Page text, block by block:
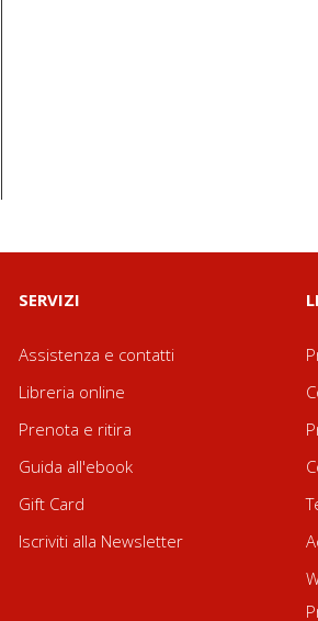
SERVIZI
Assistenza e contatti
Libreria online
Prenota e ritira
Guida all'ebook
Gift Card
Iscriviti alla Newsletter